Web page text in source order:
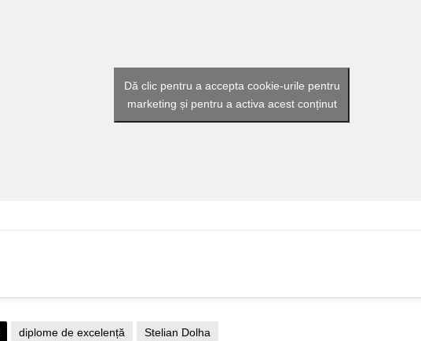
Dă clic pentru a accepta cookie-urile pentru
marketing și pentru a activa acest conținut
diplome de excelență Stelian Dolha